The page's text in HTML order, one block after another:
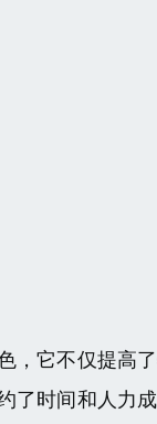
，它不仅提高
了时间和人力